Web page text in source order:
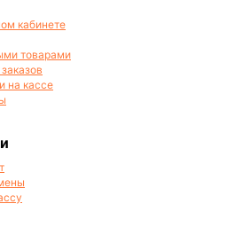
кабинете
товарами
на кассе